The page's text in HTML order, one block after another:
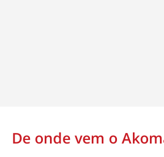
De onde vem o